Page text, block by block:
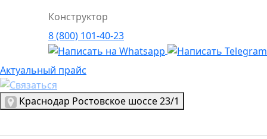
Конструктор
8 (800) 101-40-23
Актуальный прайс
Актуальный прайс
Выбрать город
Краснодар Ростовское шоссе 23/1